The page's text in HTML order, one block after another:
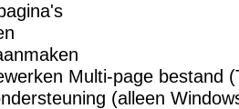
Multi-page bestand
(alleen